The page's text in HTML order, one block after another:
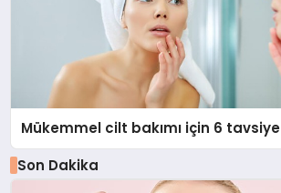
Mükemmel cilt bakımı için 6 tavsiye
Son Dakika